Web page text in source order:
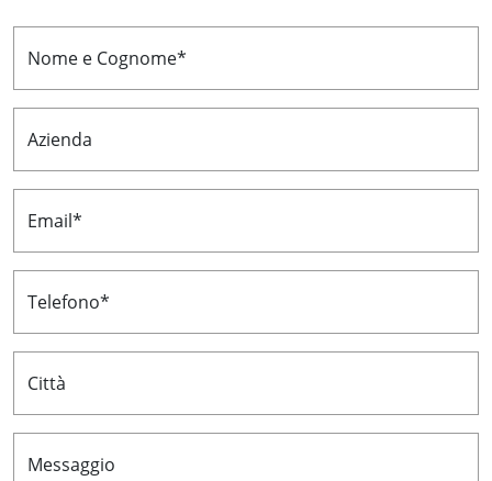
Nome e Cognome*
Azienda
Email*
Telefono*
Città
Messaggio